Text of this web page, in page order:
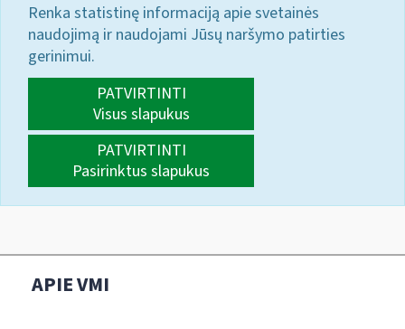
Renka statistinę informaciją apie svetainės
naudojimą ir naudojami Jūsų naršymo patirties
gerinimui.
PATVIRTINTI
Visus slapukus
PATVIRTINTI
Pasirinktus slapukus
APIE VMI